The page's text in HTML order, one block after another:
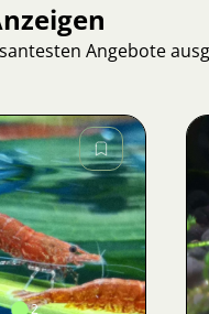
Angebote
2